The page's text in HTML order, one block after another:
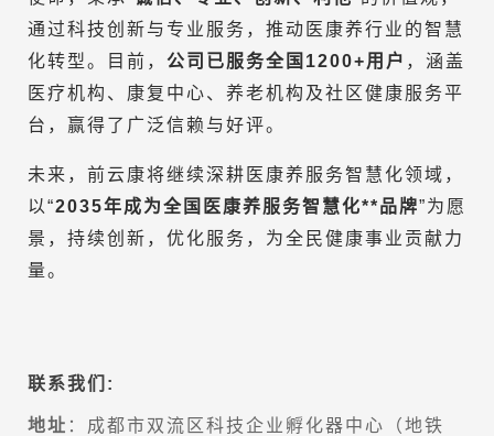
通过科技创新与专业服务，推动医康养行业的智慧
化转型。目前， 公司已服务全国1200+用户 ，涵盖
医疗机构、康复中心、养老机构及社区健康服务平
台，赢得了广泛信赖与好评。
未来，前云康将继续深耕医康养服务智慧化领域，
以“2035年成为全国医康养服务智慧化**品牌”为愿
景，持续创新，优化服务，为全民健康事业贡献力
量。
联系我们:
地址 ：成都市双流区科技企业孵化器中心（地铁